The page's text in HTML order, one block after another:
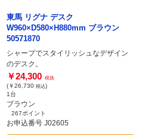
東馬 リグナ デスク
W960×D580×H880mm ブラウン
50571870
シャープでスタイリッシュなデザイン
のデスク。
￥24,300 税抜
(￥26,730 税込)
1台
ブラウン
267ポイント
お申込番号 J02605